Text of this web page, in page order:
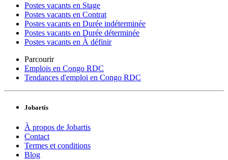
Postes vacants en Stage
Postes vacants en Contrat
Postes vacants en Durée indéterminée
Postes vacants en Durée déterminée
Postes vacants en À définir
Parcourir
Emplois en Congo RDC
Tendances d'emploi en Congo RDC
Jobartis
À propos de Jobartis
Contact
Termes et conditions
Blog